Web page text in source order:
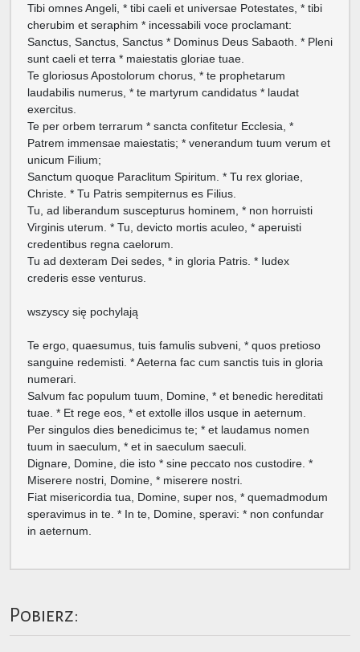
Tibi omnes Angeli, * tibi caeli et universae Potestates, * tibi
cherubim et seraphim * incessabili voce proclamant:
Sanctus, Sanctus, Sanctus * Dominus Deus Sabaoth. * Pleni
sunt caeli et terra * maiestatis gloriae tuae.
Te gloriosus Apostolorum chorus, * te prophetarum
laudabilis numerus, * te martyrum candidatus * laudat
exercitus.
Te per orbem terrarum * sancta confitetur Ecclesia, *
Patrem immensae maiestatis; * venerandum tuum verum et
unicum Filium;
Sanctum quoque Paraclitum Spiritum. * Tu rex gloriae,
Christe. * Tu Patris sempiternus es Filius.
Tu, ad liberandum suscepturus hominem, * non horruisti
Virginis uterum. * Tu, devicto mortis aculeo, * aperuisti
credentibus regna caelorum.
Tu ad dexteram Dei sedes, * in gloria Patris. * Iudex
crederis esse venturus.
wszyscy się pochylają
Te ergo, quaesumus, tuis famulis subveni, * quos pretioso
sanguine redemisti. * Aeterna fac cum sanctis tuis in gloria
numerari.
Salvum fac populum tuum, Domine, * et benedic hereditati
tuae. * Et rege eos, * et extolle illos usque in aeternum.
Per singulos dies benedicimus te; * et laudamus nomen
tuum in saeculum, * et in saeculum saeculi.
Dignare, Domine, die isto * sine peccato nos custodire. *
Miserere nostri, Domine, * miserere nostri.
Fiat misericordia tua, Domine, super nos, * quemadmodum
speravimus in te. * In te, Domine, speravi: * non confundar
in aeternum.
Pobierz: